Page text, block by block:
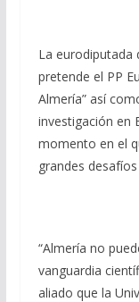
La eurodiputada
pretende el PP
Almería” así
investigación en
momento en el
grandes
“Almería no
vanguardia
aliado que la